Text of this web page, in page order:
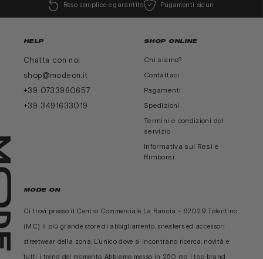
Reso semplice e garantito
Pagamenti sicuri
HELP
Chatta con noi
shop@modeon.it
+39 0733960657
+39 3491633019
SHOP ONLINE
Chi siamo?
Contattaci
Pagamenti
Spedizioni
Termini e condizioni del
servizio
Informativa sui Resi e
Rimborsi
MODE ON
Ci trovi presso il Centro Commerciale La Rancia - 62029 Tolentino
(MC) Il più grande store di abbigliamento, sneakers ed accessori
streetwear della zona. L’unico dove si incontrano ricerca, novità e
tutti i trend del momento. Abbiamo messo in 250 mq i top brand